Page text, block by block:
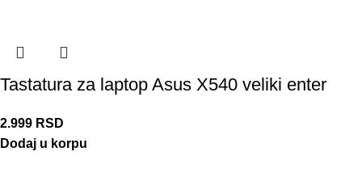
Tastatura za laptop Asus X540 veliki enter
2.999 RSD
Dodaj u korpu